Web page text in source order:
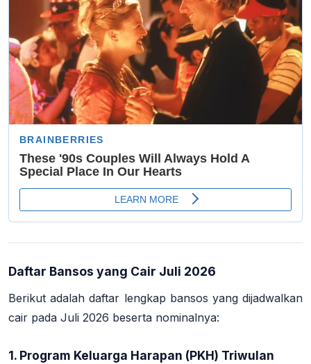
Daftar Bansos yang Cair Juli 2026
Berikut adalah daftar lengkap bansos yang dijadwalkan
cair pada Juli 2026 beserta nominalnya:
1. Program Keluarga Harapan (PKH) Triwulan